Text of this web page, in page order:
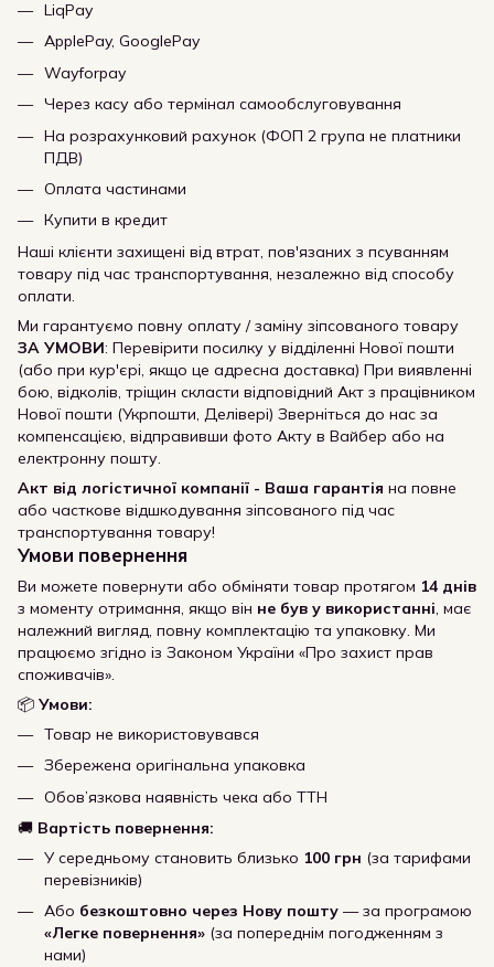
LiqPay
ApplePay, GooglePay
Wayforpay
Через касу або термінал самообслуговування
На розрахунковий рахунок (ФОП 2 група не платники
ПДВ)
Оплата частинами
Купити в кредит
Наші клієнти захищені від втрат, пов'язаних з псуванням
товару під час транспортування, незалежно від способу
оплати.
Ми гарантуємо повну оплату / заміну зіпсованого товару
ЗА УМОВИ: Перевірити посилку у відділенні Нової пошти
(або при кур'єрі, якщо це адресна доставка) При виявленні
бою, відколів, тріщин скласти відповідний Акт з працівником
Нової пошти (Укрпошти, Делівері) Зверніться до нас за
компенсацією, відправивши фото Акту в Вайбер або на
електронну пошту.
Акт від логістичної компанії - Ваша гарантія на повне
або часткове відшкодування зіпсованого під час
транспортування товару!
Умови повернення
Ви можете повернути або обміняти товар протягом 14 днів
з моменту отримання, якщо він не був у використанні, має
належний вигляд, повну комплектацію та упаковку. Ми
працюємо згідно із Законом України «Про захист прав
споживачів».
📦 Умови:
Товар не використовувався
Збережена оригінальна упаковка
Обов’язкова наявність чека або ТТН
🚚 Вартість повернення:
У середньому становить близько 100 грн (за тарифами
перевізників)
Або безкоштовно через Нову пошту — за програмою
«Легке повернення» (за попереднім погодженням з
нами)